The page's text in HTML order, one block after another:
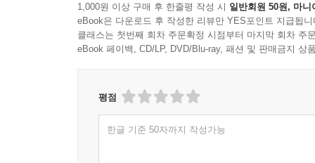
1,000원 이상 구매 후 한줄평 작성 시 일반회원 50원, 마니
eBook은 다운로드 후 작성한 리뷰만 YES포인트 지급됩니
클래스는 첫번째 회차 주문확정 시점부터 마지막 회차 주
eBook 페이백, CD/LP, DVD/Blu-ray, 패션 및 판매금지 상
평점
한글 기준 50자까지 작성가능